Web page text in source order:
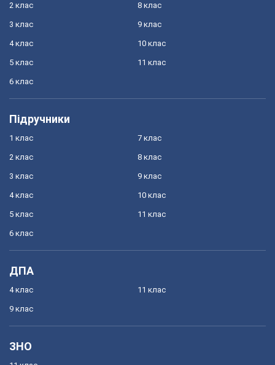
2 клас
3 клас
4 клас
5 клас
6 клас
8 клас
9 клас
10 клас
11 клас
Підручники
1 клас
2 клас
3 клас
4 клас
5 клас
6 клас
7 клас
8 клас
9 клас
10 клас
11 клас
ДПА
4 клас
9 клас
11 клас
ЗНО